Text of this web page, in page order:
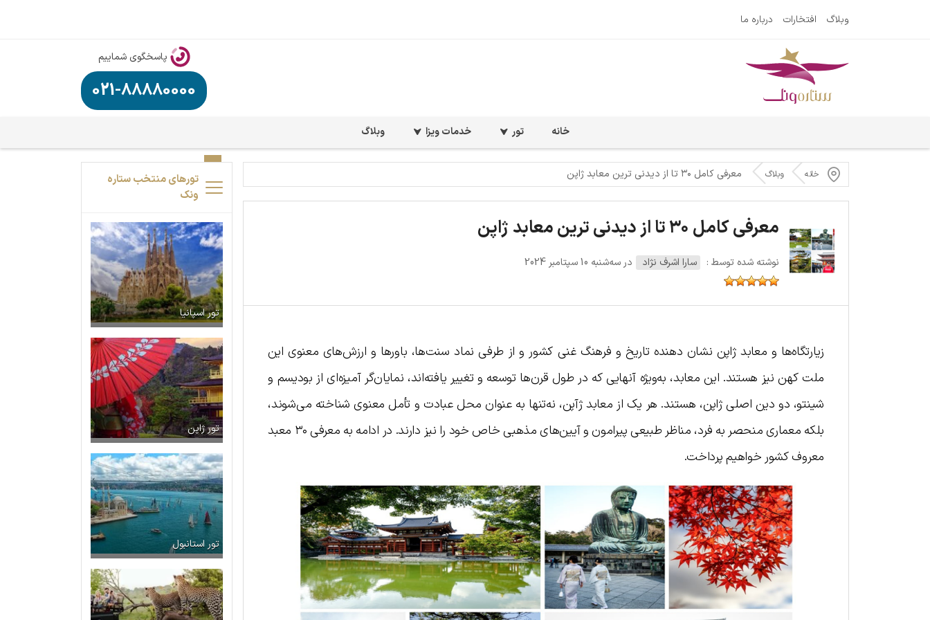
وبلاگ افتخارات درباره ما
پاسخگوی شماییم
021-88880000
خانه تور خدمات ویزا وبلاگ
خانه وبلاگ معرفی کامل ۳۰ تا از دیدنی ترین معابد ژاپن
معرفی کامل ۳۰ تا از دیدنی ترین معابد ژاپن
نوشته شده توسط : سارا اشرف نژاد در سه‌شنبه 10 سپتامبر 2024
زیارتگاه‌ها و معابد ژاپن نشان دهنده تاریخ و فرهنگ غنی کشور و از طرفی نماد سنت‌ها، باورها و ارزش‌های معنوی این
ملت کهن نیز هستند. این معابد، به‌ویژه آنهایی که در طول قرن‌ها توسعه و تغییر یافته‌اند، نمایان‌گر آمیزه‌ای از بودیسم و
شینتو، دو دین اصلی ژاپن، هستند. هر یک از معابد ژآپن، نه‌تنها به عنوان محل عبادت و تأمل معنوی شناخته می‌شوند،
بلکه معماری منحصر به فرد، مناظر طبیعی پیرامون و آیین‌های مذهبی خاص خود را نیز دارند. در ادامه به معرفی ۳۰ معبد
معروف کشور خواهیم پرداخت.
تورهای منتخب ستاره
ونک
تور اسپانیا
تور ژاپن
تور استانبول